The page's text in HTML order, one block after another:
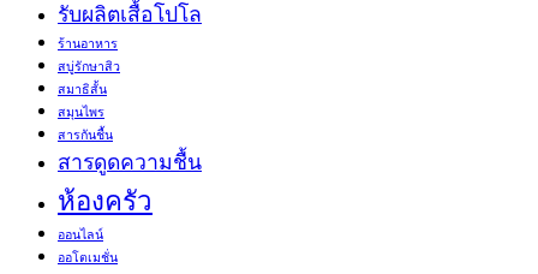
รับผลิตเสื้อโปโล
ร้านอาหาร
สบู่รักษาสิว
สมาธิสั้น
สมุนไพร
สารกันชื้น
สารดูดความชื้น
ห้องครัว
ออนไลน์
ออโตเมชั่น